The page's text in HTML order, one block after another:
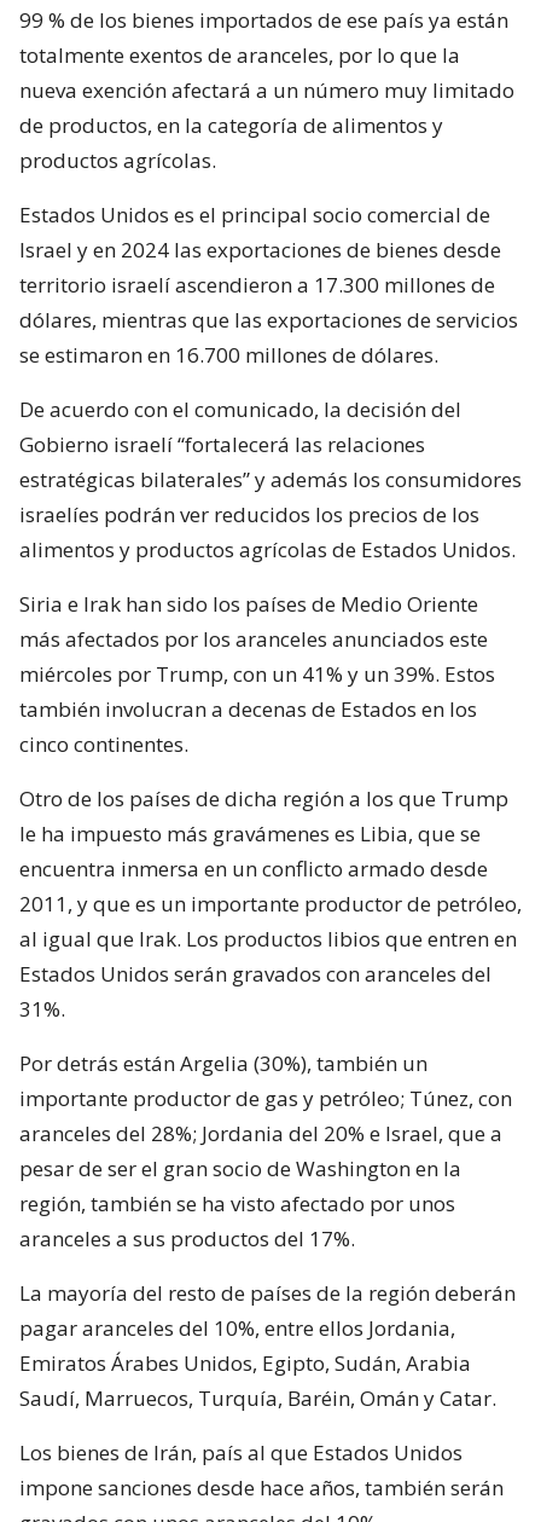
99 % de los bienes importados de ese país ya están
totalmente exentos de aranceles, por lo que la
nueva exención afectará a un número muy limitado
de productos, en la categoría de alimentos y
productos agrícolas.
Estados Unidos es el principal socio comercial de
Israel y en 2024 las exportaciones de bienes desde
territorio israelí ascendieron a 17.300 millones de
dólares, mientras que las exportaciones de servicios
se estimaron en 16.700 millones de dólares.
De acuerdo con el comunicado, la decisión del
Gobierno israelí “fortalecerá las relaciones
estratégicas bilaterales” y además los consumidores
israelíes podrán ver reducidos los precios de los
alimentos y productos agrícolas de Estados Unidos.
Siria e Irak han sido los países de Medio Oriente
más afectados por los aranceles anunciados este
miércoles por Trump, con un 41% y un 39%. Estos
también involucran a decenas de Estados en los
cinco continentes.
Otro de los países de dicha región a los que Trump
le ha impuesto más gravámenes es Libia, que se
encuentra inmersa en un conflicto armado desde
2011, y que es un importante productor de petróleo,
al igual que Irak. Los productos libios que entren en
Estados Unidos serán gravados con aranceles del
31%.
Por detrás están Argelia (30%), también un
importante productor de gas y petróleo; Túnez, con
aranceles del 28%; Jordania del 20% e Israel, que a
pesar de ser el gran socio de Washington en la
región, también se ha visto afectado por unos
aranceles a sus productos del 17%.
La mayoría del resto de países de la región deberán
pagar aranceles del 10%, entre ellos Jordania,
Emiratos Árabes Unidos, Egipto, Sudán, Arabia
Saudí, Marruecos, Turquía, Baréin, Omán y Catar.
Los bienes de Irán, país al que Estados Unidos
impone sanciones desde hace años, también serán